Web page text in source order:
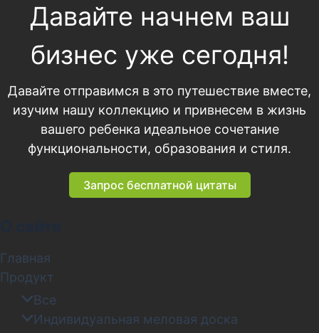
Давайте начнем ваш
бизнес уже сегодня!
Давайте отправимся в это путешествие вместе,
изучим нашу коллекцию и привнесем в жизнь
вашего ребенка идеальное сочетание
функциональности, образования и стиля.
Запрос бесплатной цитаты
Главная
Продукт
Все
Индивидуальная меловая доска